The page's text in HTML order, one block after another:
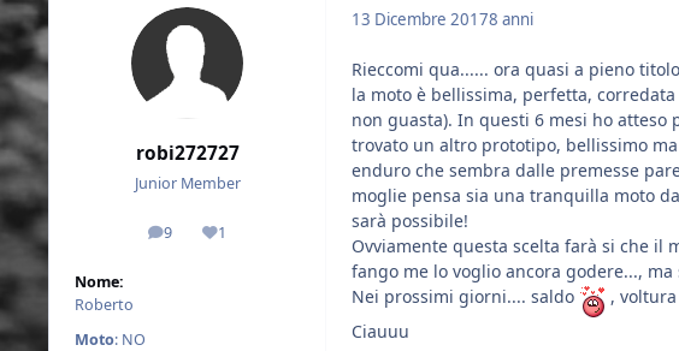
robi272727
Junior Member
9
messaggi1
Reputazione
Nome:
Roberto
Moto: NO
13 Dicembre 20178 anni
Rieccomi qua...... ora quasi a pieno
la moto è bellissima, perfetta,
non guasta). In questi 6 mesi ho atteso
trovato un altro prototipo, bellissimo
enduro che sembra dalle premesse
moglie pensa sia una tranquilla moto
sarà possibile!
Ovviamente questa scelta farà si che il
fango me lo voglio ancora godere...,
Nei prossimi giorni.... saldo
,
Ciauuu